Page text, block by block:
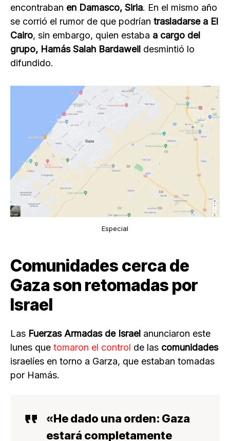
encontraban en Damasco, Siria. En el mismo año
se corrió el rumor de que podrían trasladarse a El
Cairo, sin embargo, quien estaba a cargo del
grupo, Hamás Salah Bardaweil desmintió lo
difundido.
Especial
Comunidades cerca de
Gaza son retomadas por
Israel
Las Fuerzas Armadas de Israel anunciaron este
lunes que tomaron el control de las comunidades
israelíes en torno a Garza, que estaban tomadas
por Hamás.
«He dado una orden: Gaza
estará completamente